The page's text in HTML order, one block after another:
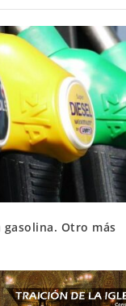
gasolina. Otro más